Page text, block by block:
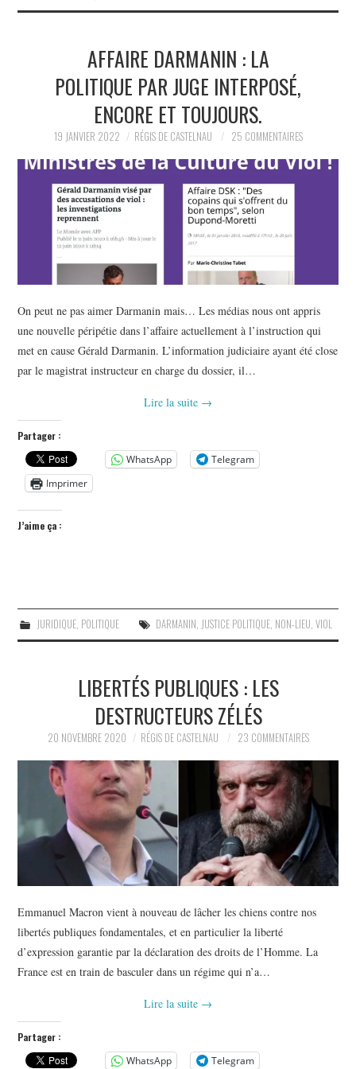
AFFAIRE DARMANIN : LA
POLITIQUE PAR JUGE INTERPOSÉ,
ENCORE ET TOUJOURS.
19 JANVIER 2022 RÉGIS DE CASTELNAU 25 COMMENTAIRES
On peut ne pas aimer Darmanin mais… Les médias nous ont appris
une nouvelle péripétie dans l’affaire actuellement à l’instruction qui
met en cause Gérald Darmanin. L’information judiciaire ayant été close
par le magistrat instructeur en charge du dossier, il…
Lire la suite →
Partager :
WhatsApp
Telegram
Imprimer
J’aime ça :
JURIDIQUE, POLITIQUE DARMANIN, JUSTICE POLITIQUE, NON-LIEU, VIOL
LIBERTÉS PUBLIQUES : LES
DESTRUCTEURS ZÉLÉS
20 NOVEMBRE 2020 RÉGIS DE CASTELNAU 23 COMMENTAIRES
Emmanuel Macron vient à nouveau de lâcher les chiens contre nos
libertés publiques fondamentales, et en particulier la liberté
d’expression garantie par la déclaration des droits de l’Homme. La
France est en train de basculer dans un régime qui n’a…
Lire la suite →
Partager :
WhatsApp
Telegram